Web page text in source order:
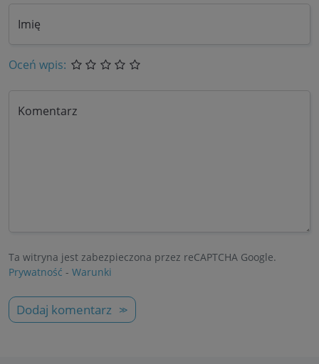
Imię
Oceń wpis:
Komentarz
Ta witryna jest zabezpieczona przez reCAPTCHA Google.
Prywatność - Warunki
Dodaj komentarz